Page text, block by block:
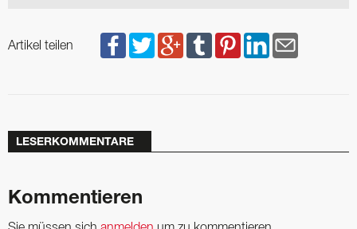
Artikel teilen
LESERKOMMENTARE
Kommentieren